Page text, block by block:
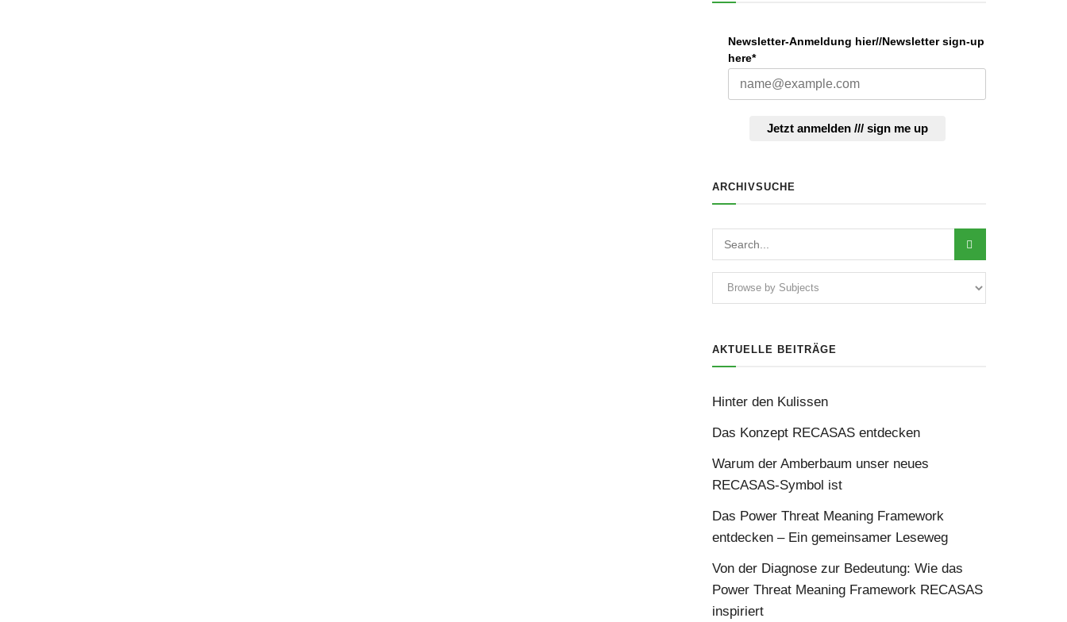
Newsletter-Anmeldung hier//Newsletter sign-up
here*
Jetzt anmelden /// sign me up
ARCHIVSUCHE
AKTUELLE BEITRÄGE
Hinter den Kulissen
Das Konzept RECASAS entdecken
Warum der Amberbaum unser neues
RECASAS-Symbol ist
Das Power Threat Meaning Framework
entdecken – Ein gemeinsamer Leseweg
Von der Diagnose zur Bedeutung: Wie das
Power Threat Meaning Framework RECASAS
inspiriert